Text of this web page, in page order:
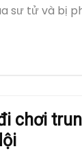
sư tử và bị
chơi